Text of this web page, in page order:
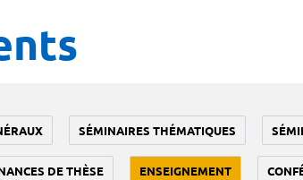
SÉMINAIRES THÉMATIQUES
DE THÈSE ENSEIGNEMENT